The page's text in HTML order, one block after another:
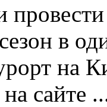
в
на
сайте